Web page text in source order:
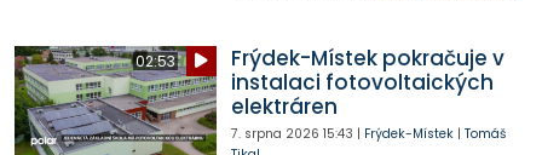
02:53
Frýdek-Místek pokračuje v
instalaci fotovoltaických
elektráren
7. srpna 2026 15:43 | Frýdek-Místek| Tomáš